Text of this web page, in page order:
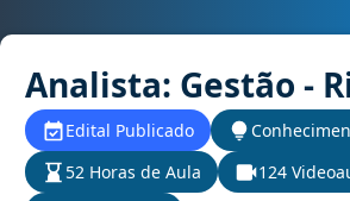
Analista: Gestão -
Edital Publicado
52 Horas de Aula
124